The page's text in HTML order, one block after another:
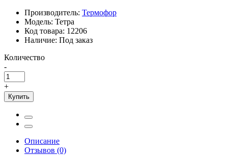
Производитель: Термофор
Модель: Тетра
Код товара: 12206
Наличие: Под заказ
Количество
-
+
Купить
Описание
Отзывов (0)